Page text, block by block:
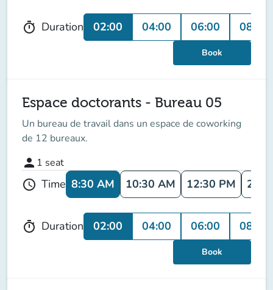
timer Duration 02:00 04:00 06:00 08:00
Book
Espace doctorants - Bureau 05
Un bureau de travail dans un espace de coworking
de 12 bureaux.
person 1 seat
schedule Time 8:30 AM 10:30 AM 12:30 PM 2:30
timer Duration 02:00 04:00 06:00 08:00
Book